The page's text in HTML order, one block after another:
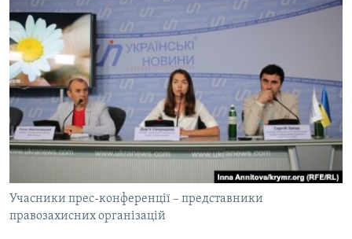
ВСЕ ЗА ДЕНЬ
СПЕЦПРОЕКТИ
ДЕПОРТАЦІЯ
ВІДЕОУРОКИ «ELIFBE»
СВІДЧЕННЯ ОКУПАЦІЇ
УКРАЇНСЬКА ПРОБЛЕМА КРИМУ
ЯК ОБІЙТИ БЛОКУВАННЯ
Русский
Qırımtatar
Учасники прес-конференції – представники
правозахисних організацій